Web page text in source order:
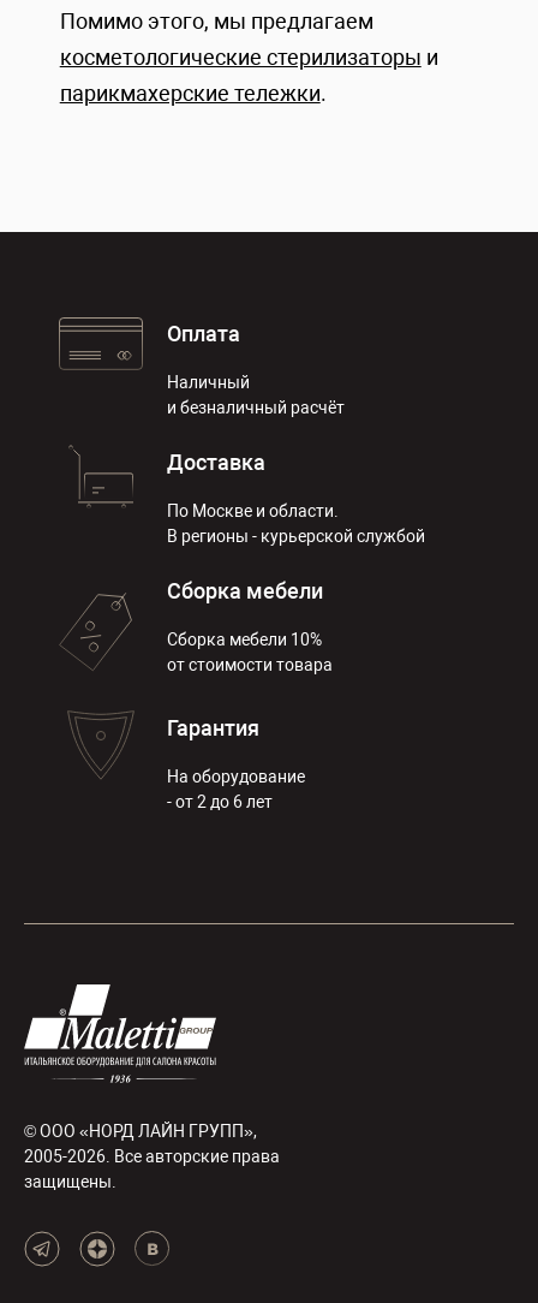
Помимо этого, мы предлагаем
косметологические стерилизаторы и
парикмахерские тележки.
Оплата
Наличный
и безналичный расчёт
Доставка
По Москве и области.
В регионы - курьерской службой
Сборка мебели
Сборка мебели 10%
от стоимости товара
Гарантия
На оборудование
- от 2 до 6 лет
© ООО «НОРД ЛАЙН ГРУПП»,
2005-2026. Все авторские права
защищены.